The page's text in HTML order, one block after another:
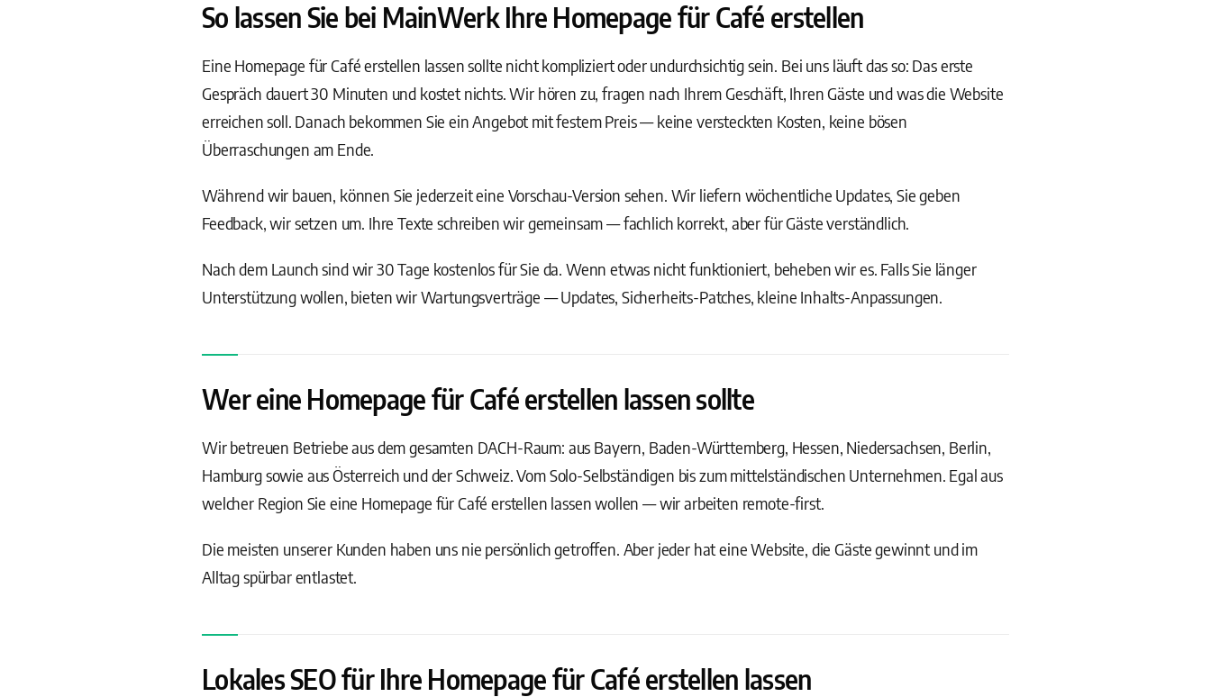
So lassen Sie bei MainWerk Ihre Homepage für Café erstellen
Eine Homepage für Café erstellen lassen sollte nicht kompliziert oder undurchsichtig sein. Bei uns läuft das so: Das erste
Gespräch dauert 30 Minuten und kostet nichts. Wir hören zu, fragen nach Ihrem Geschäft, Ihren Gäste und was die Website
erreichen soll. Danach bekommen Sie ein Angebot mit festem Preis — keine versteckten Kosten, keine bösen
Überraschungen am Ende.
Während wir bauen, können Sie jederzeit eine Vorschau-Version sehen. Wir liefern wöchentliche Updates, Sie geben
Feedback, wir setzen um. Ihre Texte schreiben wir gemeinsam — fachlich korrekt, aber für Gäste verständlich.
Nach dem Launch sind wir 30 Tage kostenlos für Sie da. Wenn etwas nicht funktioniert, beheben wir es. Falls Sie länger
Unterstützung wollen, bieten wir Wartungsverträge — Updates, Sicherheits-Patches, kleine Inhalts-Anpassungen.
Wer eine Homepage für Café erstellen lassen sollte
Wir betreuen Betriebe aus dem gesamten DACH-Raum: aus Bayern, Baden-Württemberg, Hessen, Niedersachsen, Berlin,
Hamburg sowie aus Österreich und der Schweiz. Vom Solo-Selbständigen bis zum mittelständischen Unternehmen. Egal aus
welcher Region Sie eine Homepage für Café erstellen lassen wollen — wir arbeiten remote-first.
Die meisten unserer Kunden haben uns nie persönlich getroffen. Aber jeder hat eine Website, die Gäste gewinnt und im
Alltag spürbar entlastet.
Lokales SEO für Ihre Homepage für Café erstellen lassen